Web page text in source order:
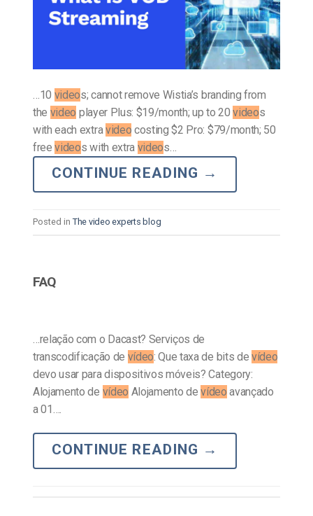
…10 videos; cannot remove Wistia’s branding from
the video player Plus: $19/month; up to 20videos
with each extravideo costing $2 Pro: $79/month; 50
freevideos with extra videos…
CONTINUE READING →
Posted in The video experts blog
FAQ
…relação com o Dacast? Serviços de
transcodificação de vídeo: Que taxa de bits de vídeo
devo usar para dispositivos móveis? Category:
Alojamento de vídeo Alojamento devídeo avançado
a 01….
CONTINUE READING →